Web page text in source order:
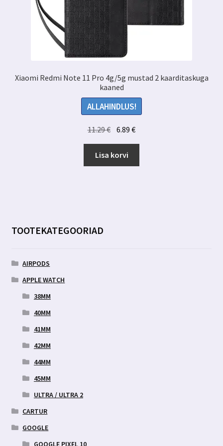
Xiaomi Redmi Note 11 Pro 4g/5g mustad 2 kaarditaskuga
kaaned
ALLAHINDLUS!
11.29€ Algne
hind
oli:
11.29 €.
6.89€Praegune
hind
6.89 €.
Lisa korvi
TOOTEKATEGOORIAD
AIRPODS
APPLE WATCH
38MM
40MM
41MM
42MM
44MM
45MM
ULTRA / ULTRA 2
CARTUR
GOOGLE
GOOGLE PIXEL 10